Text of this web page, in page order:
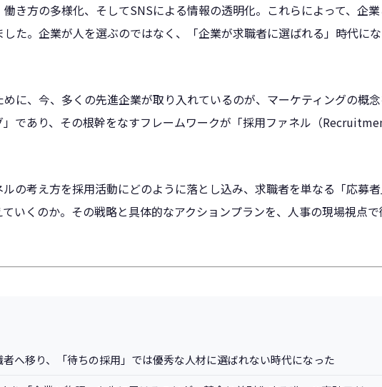
き方の多様化、そしてSNSによる情報の透明化。これらによって、企
た。企業が人を選ぶのではなく、「企業が求職者に選ばれる」時代に
に、今、多くの先進企業が取り入れているのが、マーケティングの概
であり、その根幹をなすフレームワークが「採用ファネル（
の考え方を採用活動にどのように落とし込み、求職者を単なる「応募者
いくのか。その戦略と具体的なアクションプランを、人事の現場視点
へ移り、「待ちの採用」では優秀な人材に選ばれない時代になった